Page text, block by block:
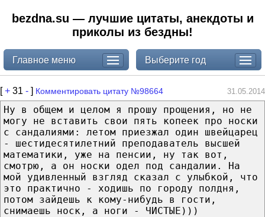
bezdna.su — лучшие цитаты, анекдоты и
приколы из бездны!
Главное меню Выберите год
[+ 31 - ] Комментировать цитату №98664 31.05.2014
Ну в общем и целом я прошу прощения, но не
могу не вставить свои пять копеек про носки
с сандалиями: летом приезжал один швейцарец
- шестидесятилетний преподаватель высшей
математики, уже на пенсии, ну так вот,
смотрю, а он носки одел под сандалии. На
мой удивленный взгляд сказал с улыбкой, что
это практично - ходишь по городу полдня,
потом зайдешь к кому-нибудь в гости,
снимаешь носк, а ноги - ЧИСТЫЕ)))